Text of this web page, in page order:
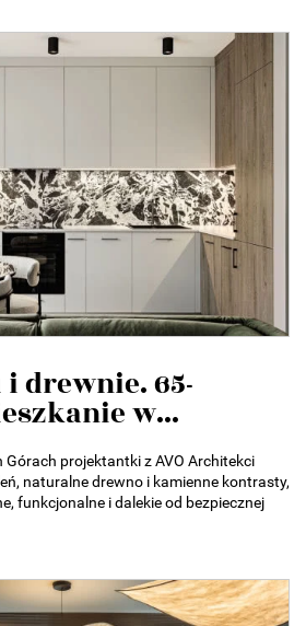
drewnie. 65-
w...
Górach projektantki z AVO Architekci
naturalne drewno i kamienne kontrasty,
funkcjonalne i dalekie od bezpiecznej